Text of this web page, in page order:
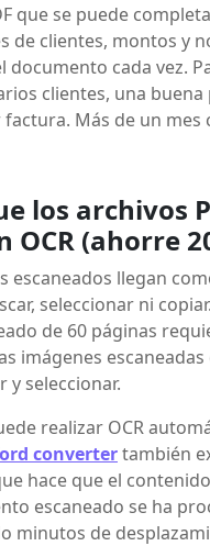
que se puede
de clientes, montos y
documento cada vez.
clientes, una
Más de un mes
los archivos
OCR (ahorre
escaneados llegan
seleccionar ni
de 60 páginas
imágenes
y seleccionar.
realizar OCR
convertertambién
hace que el
escaneado se ha
minutos de